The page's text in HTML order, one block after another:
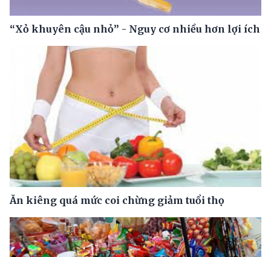
“Xỏ khuyên cậu nhỏ” - Nguy cơ nhiều hơn lợi ích
Ăn kiêng quá mức coi chừng giảm tuổi thọ